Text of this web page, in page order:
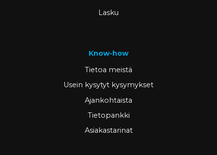
Lasku
Know-how
Tietoa meistä
Usein kysytyt kysymykset
Ajankohtaista
Tietopankki
Asiakastarinat